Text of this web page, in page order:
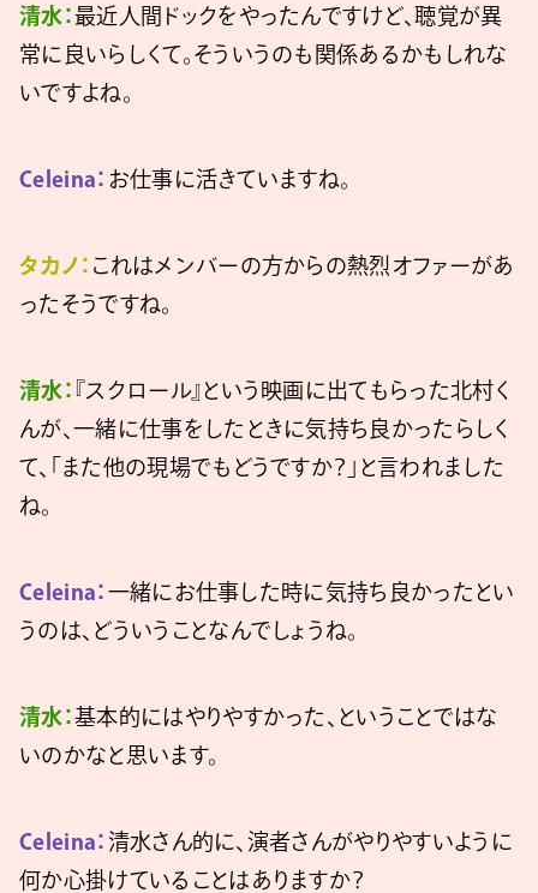
清水：最近人間ドックをやったんですけど、聴覚が異
常に良いらしくて。そういうのも関係あるかもしれな
いですよね。
Celeina： お仕事に活きていますね。
タカノ： これはメンバーの方からの熱烈オファーがあ
ったそうですね。
清水： 『スクロール』という映画に出てもらった北村く
んが、一緒に仕事をしたときに気持ち良かったらしく
て、「また他の現場でもどうですか？」と言われました
ね。
Celeina： 一緒にお仕事した時に気持ち良かったとい
うのは、どういうことなんでしょうね。
清水：基本的にはやりやすかった、ということではな
いのかなと思います。
Celeina： 清水さん的に、演者さんがやりやすいように
何か心掛けていることはありますか？